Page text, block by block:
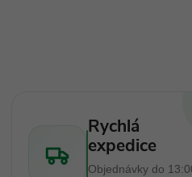
Rychlá
expedice
Objednávky do